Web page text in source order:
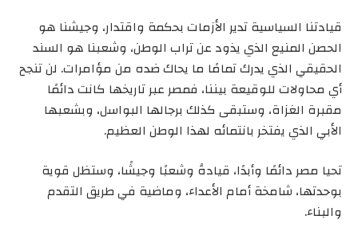
قيادتنا السياسية تدير الأزمات بحكمة واقتدار، وجيشنا هو
الحصن المنيع الذي يذود عن تراب الوطن، وشعبنا هو السند
الحقيقي الذي يدرك تمامًا ما يحاك ضده من مؤامرات. لن تنجح
أي محاولات للوقيعة بيننا، فمصر عبر تاريخها كانت دائمًا
مقبرة الغزاة، وستبقى كذلك برجالها البواسل، وبشعبها
الأبي الذي يفتخر بانتمائه لهذا الوطن العظيم.
تحيا مصر دائمًا وأبدًا، قيادةً وشعبًا وجيشًا، وستظل قوية
بوحدتها، شامخة أمام الأعداء، وماضية في طريق التقدم
والبناء.